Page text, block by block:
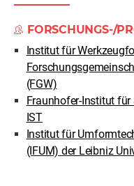
FORSCHUNGS-/
Institut für
(FGW)
Fraunhofer-Institut
IST
Institut für
(IFUM) der Leibniz